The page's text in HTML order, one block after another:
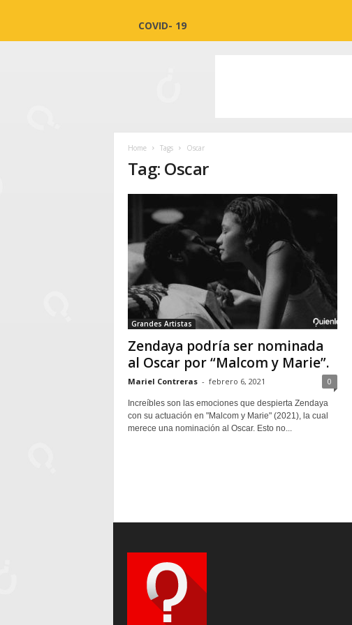
COVID- 19
Home Tags Oscar
Tag: Oscar
Grandes Artistas
Zendaya podría ser nominada
al Oscar por “Malcom y Marie”.
Mariel Contreras - febrero 6, 2021 0
Increíbles son las emociones que despierta Zendaya
con su actuación en "Malcom y Marie" (2021), la cual
merece una nominación al Oscar. Esto no...